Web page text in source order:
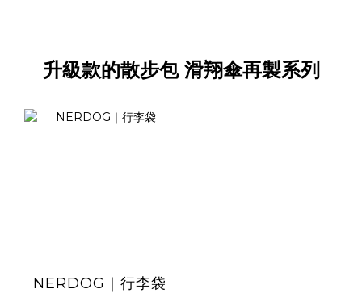
升級款的散步包 滑翔傘再製系列
NERDOG｜行李袋